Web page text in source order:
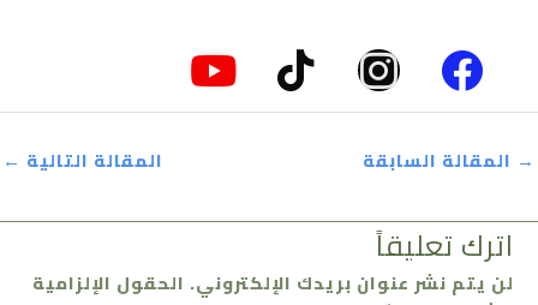
F
a
c
b
o
I
n
s
a
g
T
i
o
k
Y
o
u
b
→ المقالة السابقة المقالة التالية ←
اترك تعليقاً
لن يتم نشر عنوان بريدك الإلكتروني. الحقول الإلزامية